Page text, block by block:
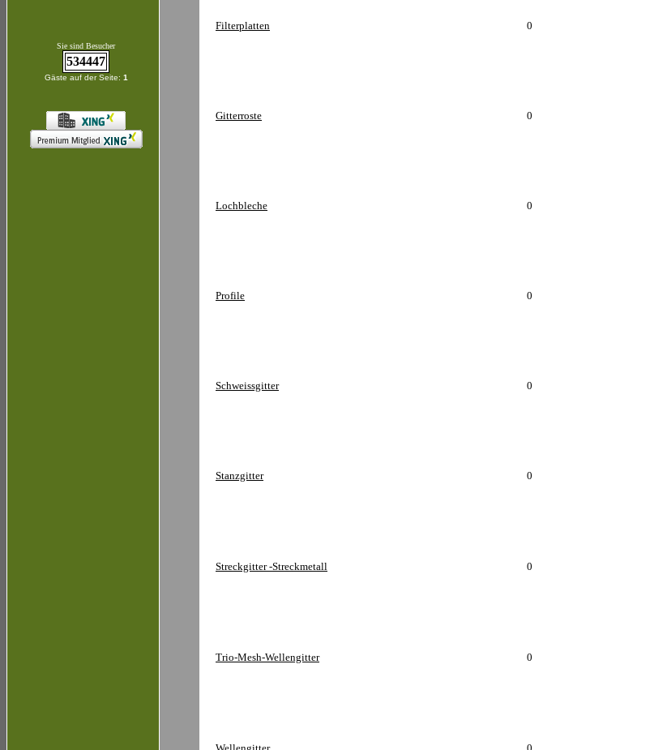
Sie sind Besucher
534447
Gäste auf der Seite: 1
Filterplatten 0
Gitterroste 0
Lochbleche 0
Profile 0
Schweissgitter 0
Stanzgitter 0
Streckgitter -Streckmetall 0
Trio-Mesh-Wellengitter 0